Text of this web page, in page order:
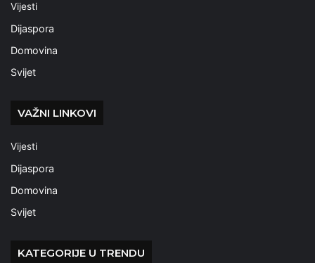
Vijesti
Dijaspora
Domovina
Svijet
VAŽNI LINKOVI
Vijesti
Dijaspora
Domovina
Svijet
KATEGORIJE U TRENDU